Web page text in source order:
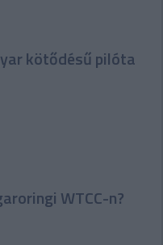
kötődésű pilóta
WTCC-n?